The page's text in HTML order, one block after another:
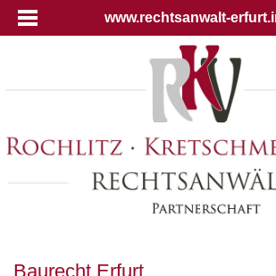
www.rechtsanwalt-
Baurecht Erfurt